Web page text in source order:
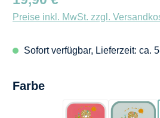
Preise inkl. MwSt. zzgl.
Sofort verfügbar, Lieferzeit: ca.
Farbeauswählen